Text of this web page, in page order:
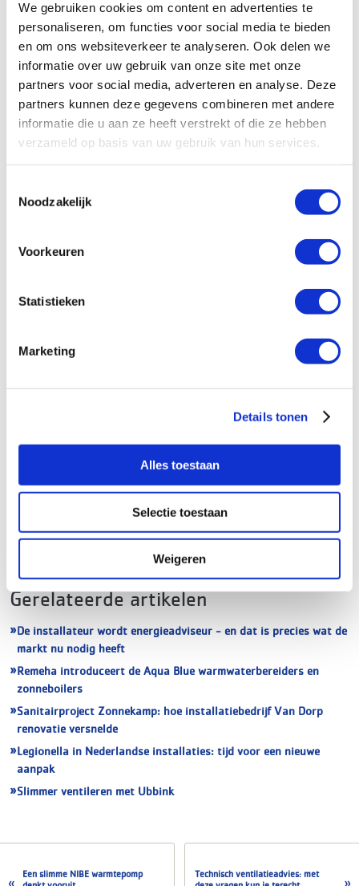
We gebruiken cookies om content en advertenties te
personaliseren, om functies voor social media te bieden
en om ons websiteverkeer te analyseren. Ook delen we
informatie over uw gebruik van onze site met onze
partners voor social media, adverteren en analyse. Deze
partners kunnen deze gegevens combineren met andere
informatie die u aan ze heeft verstrekt of die ze hebben
verzameld op basis van uw gebruik van hun services.
Noodzakelijk
Voorkeuren
Statistieken
Marketing
Details tonen
Alles toestaan
Selectie toestaan
Weigeren
Verpakkingsarm en tijdsefficiënt
Xander Hagens, algemeen directeur Wasco:“Als
groothandel zien we wat er aan materialen de bouw op
gaat; dat kunnen we met elkaar veel beter doen. Het kan
appartementen en kant-en-klare pakketten per woning
aan te leveren in verrijdbare boxen (
), is alles
een verpakkingsarme bouwplaats. Dit project laat zien dat
hetBrancheplan Verpakkingen
verliezen aan transport van materialen en het verwerken
van verpakkingen. Zij doen waar zij goed in zijn:
gaat regelrecht terug de Volumebox in, om vervolgens zo
Tags
Gerelateerde artikelen
De installateur wordt energieadviseur - en dat is precies wat de
markt nu nodig heeft
Remeha introduceert de Aqua Blue warmwaterbereiders en
zonneboilers
Sanitairproject Zonnekamp: hoe installatiebedrijf Van Dorp
renovatie versnelde
Legionella in Nederlandse installaties: tijd voor een nieuwe
aanpak
Slimmer ventileren met Ubbink
Een slimme NIBE warmtepomp
Technisch ventilatieadvies: met